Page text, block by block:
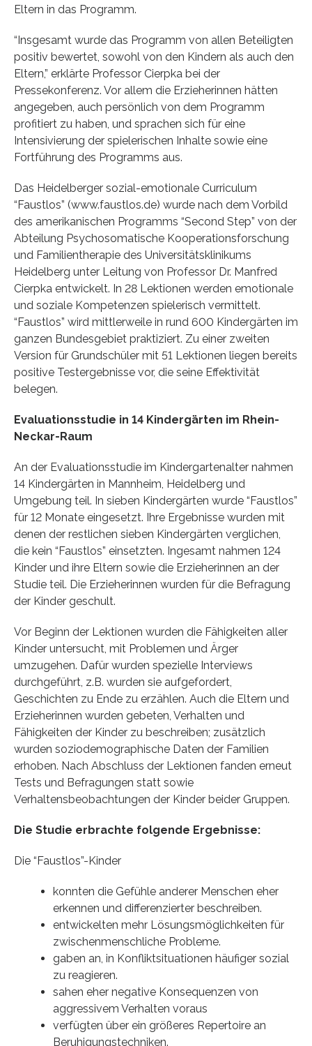
Eltern in das Programm.
“Insgesamt wurde das Programm von allen Beteiligten
positiv bewertet, sowohl von den Kindern als auch den
Eltern,” erklärte Professor Cierpka bei der
Pressekonferenz. Vor allem die Erzieherinnen hätten
angegeben, auch persönlich von dem Programm
profitiert zu haben, und sprachen sich für eine
Intensivierung der spielerischen Inhalte sowie eine
Fortführung des Programms aus.
Das Heidelberger sozial-emotionale Curriculum
“Faustlos” (www.faustlos.de) wurde nach dem Vorbild
des amerikanischen Programms “Second Step” von der
Abteilung Psychosomatische Kooperationsforschung
und Familientherapie des Universitätsklinikums
Heidelberg unter Leitung von Professor Dr. Manfred
Cierpka entwickelt. In 28 Lektionen werden emotionale
und soziale Kompetenzen spielerisch vermittelt.
“Faustlos” wird mittlerweile in rund 600 Kindergärten im
ganzen Bundesgebiet praktiziert. Zu einer zweiten
Version für Grundschüler mit 51 Lektionen liegen bereits
positive Testergebnisse vor, die seine Effektivität
belegen.
Evaluationsstudie in 14 Kindergärten im Rhein-
Neckar-Raum
An der Evaluationsstudie im Kindergartenalter nahmen
14 Kindergärten in Mannheim, Heidelberg und
Umgebung teil. In sieben Kindergärten wurde “Faustlos”
für 12 Monate eingesetzt. Ihre Ergebnisse wurden mit
denen der restlichen sieben Kindergärten verglichen,
die kein “Faustlos” einsetzten. Ingesamt nahmen 124
Kinder und ihre Eltern sowie die Erzieherinnen an der
Studie teil. Die Erzieherinnen wurden für die Befragung
der Kinder geschult.
Vor Beginn der Lektionen wurden die Fähigkeiten aller
Kinder untersucht, mit Problemen und Ärger
umzugehen. Dafür wurden spezielle Interviews
durchgeführt, z.B. wurden sie aufgefordert,
Geschichten zu Ende zu erzählen. Auch die Eltern und
Erzieherinnen wurden gebeten, Verhalten und
Fähigkeiten der Kinder zu beschreiben; zusätzlich
wurden soziodemographische Daten der Familien
erhoben. Nach Abschluss der Lektionen fanden erneut
Tests und Befragungen statt sowie
Verhaltensbeobachtungen der Kinder beider Gruppen.
Die Studie erbrachte folgende Ergebnisse:
Die “Faustlos”-Kinder
konnten die Gefühle anderer Menschen eher
erkennen und differenzierter beschreiben.
entwickelten mehr Lösungsmöglichkeiten für
zwischenmenschliche Probleme.
gaben an, in Konfliktsituationen häufiger sozial
zu reagieren.
sahen eher negative Konsequenzen von
aggressivem Verhalten voraus
verfügten über ein größeres Repertoire an
Beruhigungstechniken.